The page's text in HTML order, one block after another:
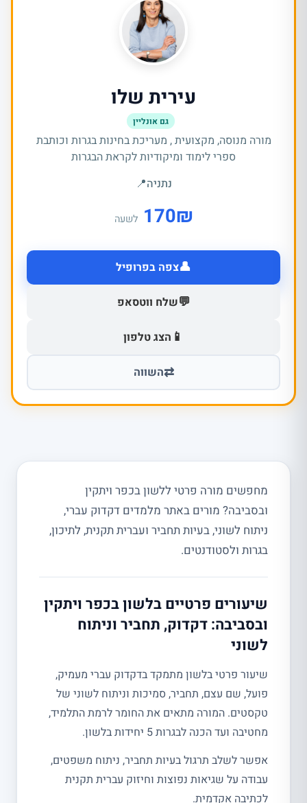
עירית שלו
גם אונליין
מורה מנוסה, מקצועית , מעריכת בחינות בגרות וכותבת
ספרי לימוד ומיקודיות לקראת הבגרות
נתניה📍
₪
170 לשעה
👤צפה בפרופיל
💬שלח ווטסאפ
📱 הצג טלפון
⇄השווה
מחפשים מורה פרטי ללשון בכפר ויתקין
ובסביבה? מורים באתר מלמדים דקדוק עברי,
ניתוח לשוני, בעיות תחביר ועברית תקנית, לתיכון,
בגרות ולסטודנטים.
שיעורים פרטיים בלשון בכפר ויתקין
ובסביבה: דקדוק, תחביר וניתוח
לשוני
שיעור פרטי בלשון מתמקד בדקדוק עברי מעמיק,
פועל, שם עצם, תחביר, סמיכות וניתוח לשוני של
טקסטים. המורה מתאים את החומר לרמת התלמיד,
מחטיבה ועד הכנה לבגרות 5 יחידות בלשון.
אפשר לשלב תרגול בעיות תחביר, ניתוח משפטים,
עבודה על שגיאות נפוצות וחיזוק עברית תקנית
לכתיבה אקדמית.